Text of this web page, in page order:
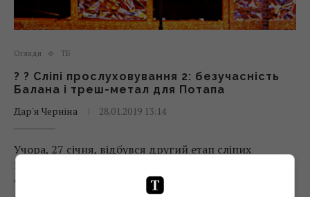
Огляди ТБ
? ? Сліпі прослуховування 2: безучасність
Балана і треш-метал для Потапа
Дар'я Черніна
28.01.2019 13:14
Учора, 27 січня, відбувся другий етап сліпих
прослуховувань. Із 13 претендентів 10 знайшли
своїх зіркових тренерів.